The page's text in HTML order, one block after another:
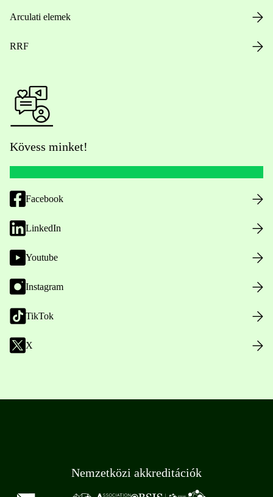
Arculati elemek
RRF
Kövess minket!
Facebook
LinkedIn
Youtube
Instagram
TikTok
X
Nemzetközi akkreditációk